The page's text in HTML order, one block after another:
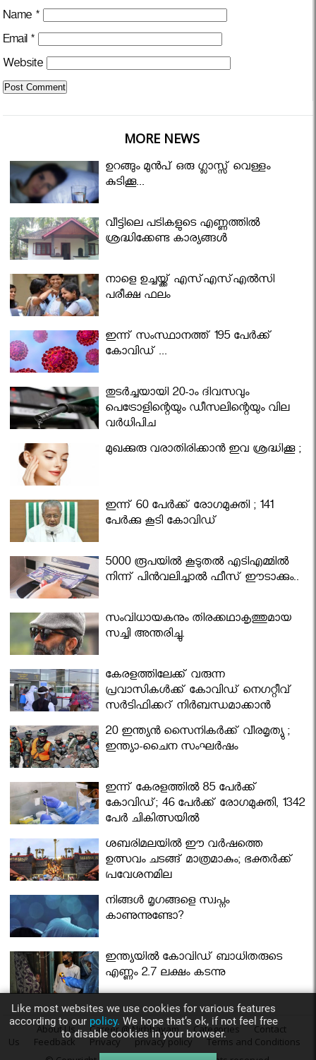
Name *
Email *
Website
MORE NEWS
ഉറങ്ങും മുന്‍പ് ഒരു ഗ്ലാസ്സ് വെള്ളം
കുടിക്കൂ...
വീട്ടിലെ പടികളുടെ എണ്ണത്തിൽ
ശ്രദ്ധിക്കേണ്ട കാര്യങ്ങൾ
നാളെ ഉച്ചയ്ക്ക് എസ്എസ്എല്‍സി
പരീക്ഷ ഫലം
ഇന്ന് സംസ്ഥാനത്ത് 195 പേര്‍ക്ക്
കോവിഡ് ...
തുടർച്ചയായി 20-ാം ദിവസവും
പെട്രോളിന്റെയും ഡീസലിന്റെയും വില
വര്‍ധിപ്പിച്ചു
മുഖക്കുരു വരാതിരിക്കാന്‍ ഇവ ശ്രദ്ധിക്കൂ ;
ഇന്ന് 60 പേർക്ക് രോഗമുക്തി ; 141
പേര്‍ക്കു കൂടി കോവിഡ്
5000 രൂപയിൽ കൂടുതൽ എടിഎമ്മിൽ
നിന്ന് പിൻവലിച്ചാൽ ഫീസ് ഈടാക്കും..
സംവിധായകനും തിരക്കഥാകൃത്തുമായ
സച്ചി അന്തരിച്ചു.
കേരളത്തിലേക്ക് വരുന്ന
പ്രവാസികള്‍ക്ക് കോവിഡ് നെഗറ്റീവ്
സര്‍ട്ടിഫിക്കറ്റ് നിർബന്ധമാക്കാൻ
മന്ത്രിസഭ
20 ഇന്ത്യൻ സൈനികർക്ക് വീരമൃത്യു ;
ഇന്ത്യാ-ചൈന സംഘർഷം
ഇന്ന് കേരളത്തിൽ 85 പേർക്ക്
കോവിഡ്; 46 പേർക്ക് രോഗമുക്തി, 1342
പേർ ചികിത്സയിൽ
ശബരിമലയില്‍ ഈ വർഷത്തെ
ഉത്സവം ചടങ്ങ് മാത്രമാകും; ഭക്തർക്ക്
പ്രവേശനമില്ല
നിങ്ങള്‍ മൃഗങ്ങളെ സ്വപ്നം
കാണുന്നുണ്ടോ?
ഇന്ത്യയിൽ കോവിഡ് ബാധിതരുടെ
എണ്ണം 2.7 ലക്ഷം കടന്നു
About Us Career @ Nirbhayam Categories
Contact
Us
Feedback Privacy privacy policy
Terms and Conditions
Like most websites we use cookies for various features
according to our policy. We hope that’s ok, if not feel free
to disable cookies in your browser.